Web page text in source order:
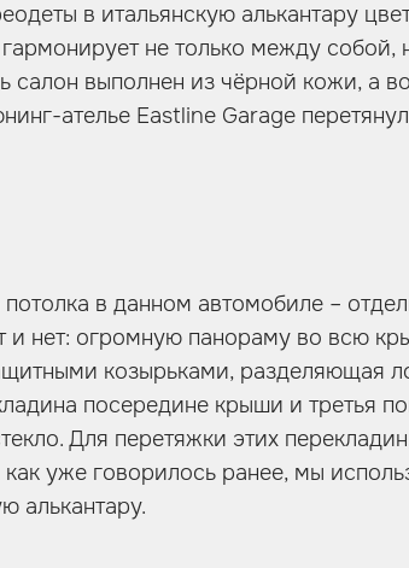
в итальянскую алькантару
не только между
салон выполнен из чёрной кожи, а
ателье Eastline Garage
в данном автомобиле –
и нет: огромную панораму во всю
козырьками, разделяющая
посередине крыши и третья
Для перетяжки этих
как уже говорилось ранее, мы
алькантару.